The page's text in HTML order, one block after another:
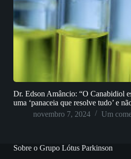
Dr. Edson Amâncio: “O Canabidiol
uma ‘panaceia que resolve tudo’ e
novembro 7, 2024
Um
Sobre o Grupo Lótus Parkinson